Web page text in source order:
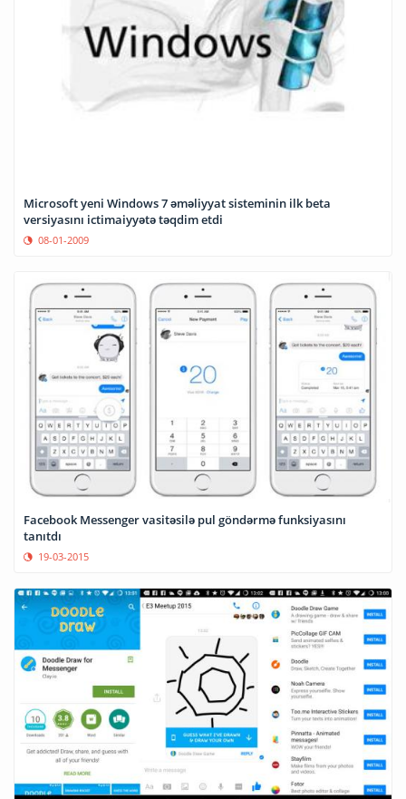
Microsoft yeni Windows 7 əməliyyat sisteminin ilk beta
versiyasını ictimaiyyətə təqdim etdi
08-01-2009
Facebook Messenger vasitəsilə pul göndərmə funksiyasını
tanıtdı
19-03-2015